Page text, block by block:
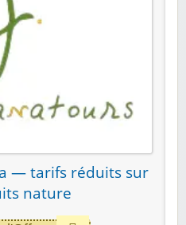
— tarifs réduits sur
nature